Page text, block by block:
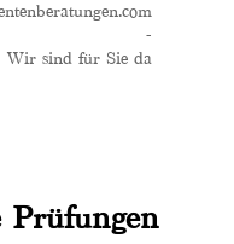
-
Wir sind für Sie da